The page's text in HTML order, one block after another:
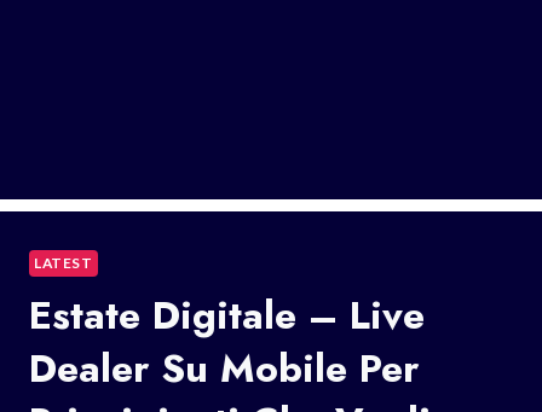
LATEST
Estate Digitale – Live
Dealer Su Mobile Per